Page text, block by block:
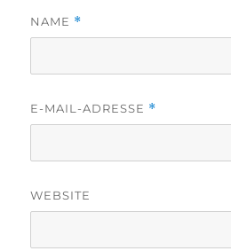
NAME *
E-MAIL-ADRESSE *
WEBSITE